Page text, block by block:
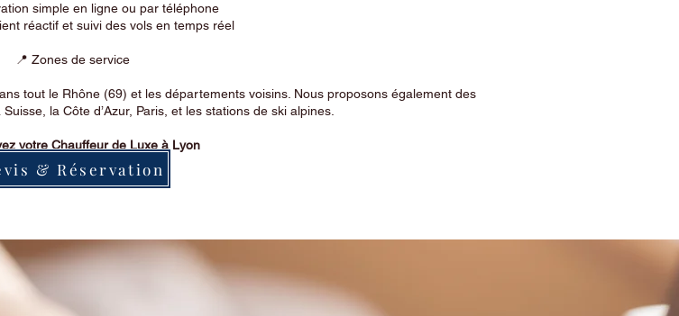
simple en ligne ou par téléphone
réactif et suivi des vols en temps réel
📍 Zones de service
tout le Rhône (69) et les départements voisins. Nous proposons également des
la Côte d’Azur, Paris, et les stations de ski alpines.
votre Chauffeur de Luxe à Lyon
& Réservation